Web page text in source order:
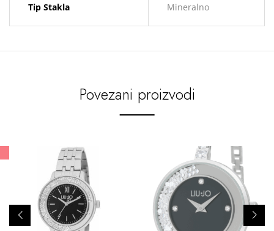
Tip Stakla Mineralno
Povezani proizvodi